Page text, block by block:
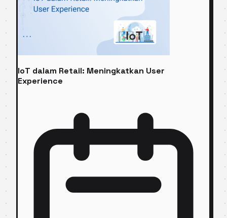
IoT dalam Retail: Meningkatkan User
Experience